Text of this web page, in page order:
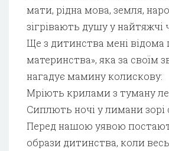
мати, рідна мова, земля,
зігрівають душу у найтяжчі
Ще з дитинства мені відома
материнства», яка за своїм
нагадує мамину колискову:
Мріють крилами з туману
Сиплють ночі у лимани зорі
Перед нашою уявою
образи дитинства, коли